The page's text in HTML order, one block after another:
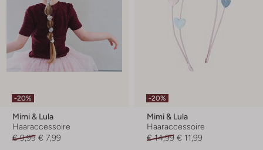
-20%
Mimi & Lula
Haaraccessoire
€ 9,99 € 7,99
-20%
Mimi & Lula
Haaraccessoire
€ 14,99 € 11,99